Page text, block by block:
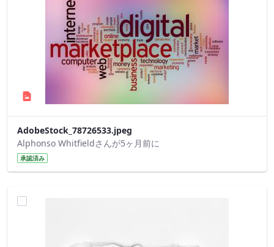
AdobeStock_78726533.jpeg
Alphonso Whitfieldさんが5ヶ月前に
承認済み